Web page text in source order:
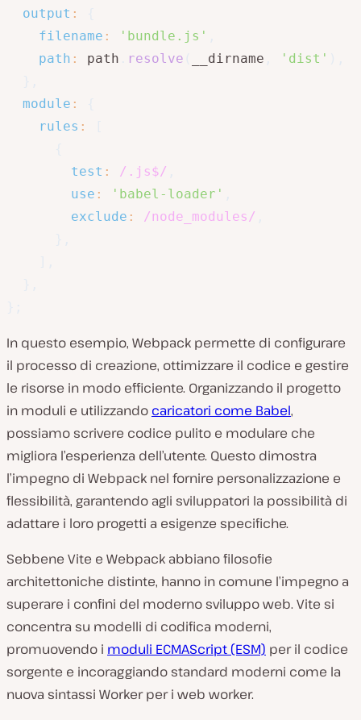
output :
filename : 'bundle.js'
path : path resolve __dirname 'dist'
module :
rules :
test : / .js$/
use : 'babel-loader'
exclude : /node_modules/
In questo esempio, Webpack permette di configurare
il processo di creazione, ottimizzare il codice e gestire
le risorse in modo efficiente. Organizzando il progetto
in moduli e utilizzando caricatori come Babel,
possiamo scrivere codice pulito e modulare che
migliora l’esperienza dell’utente. Questo dimostra
l’impegno di Webpack nel fornire personalizzazione e
flessibilità, garantendo agli sviluppatori la possibilità di
adattare i loro progetti a esigenze specifiche.
Sebbene Vite e Webpack abbiano filosofie
architettoniche distinte, hanno in comune l’impegno a
superare i confini del moderno sviluppo web. Vite si
concentra su modelli di codifica moderni,
promuovendo i moduli ECMAScript (ESM) per il codice
sorgente e incoraggiando standard moderni come la
nuova sintassi Worker per i web worker.